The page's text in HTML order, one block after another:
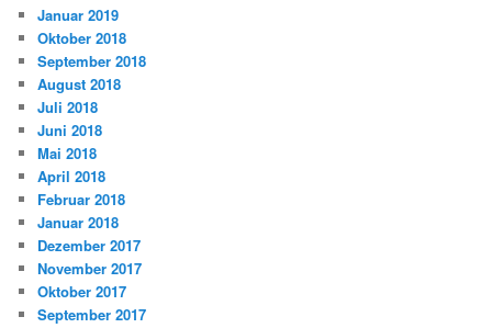
Januar 2019
Oktober 2018
September 2018
August 2018
Juli 2018
Juni 2018
Mai 2018
April 2018
Februar 2018
Januar 2018
Dezember 2017
November 2017
Oktober 2017
September 2017